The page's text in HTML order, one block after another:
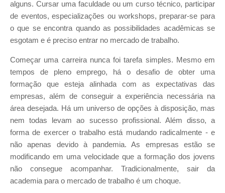
alguns. Cursar uma faculdade ou um curso técnico, participar
de eventos, especializações ou workshops, preparar-se para
o que se encontra quando as possibilidades acadêmicas se
esgotam e é preciso entrar no mercado de trabalho.
Começar uma carreira nunca foi tarefa simples. Mesmo em
tempos de pleno emprego, há o desafio de obter uma
formação que esteja alinhada com as expectativas das
empresas, além de conseguir a experiência necessária na
área desejada. Há um universo de opções à disposição, mas
nem todas levam ao sucesso profissional. Além disso, a
forma de exercer o trabalho está mudando radicalmente - e
não apenas devido à pandemia. As empresas estão se
modificando em uma velocidade que a formação dos jovens
não consegue acompanhar. Tradicionalmente, sair da
academia para o mercado de trabalho é um choque.